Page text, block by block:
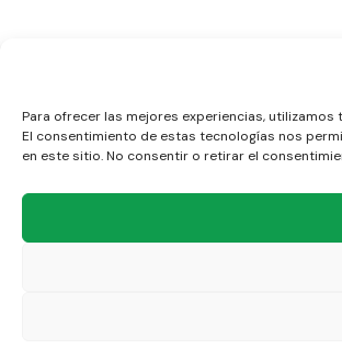
Para ofrecer las mejores experiencias,
El consentimiento de estas tecnologías nos
en este sitio. No consentir o retirar el